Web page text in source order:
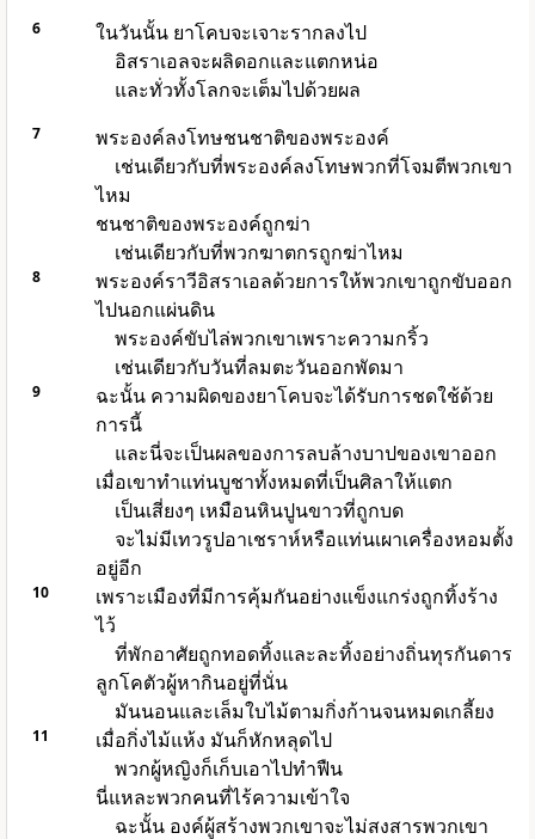
6
ในวันนั้น ยาโคบจะเจาะรากลงไป
อิสราเอลจะผลิดอกและแตกหน่อ
และทั่วทั้งโลกจะเต็มไปด้วยผล
7
พระองค์ลงโทษชนชาติของพระองค์
เช่นเดียวกับที่พระองค์ลงโทษพวกที่โจมตีพวกเขา
ไหม
ชนชาติของพระองค์ถูกฆ่า
เช่นเดียวกับที่พวกฆาตกรถูกฆ่าไหม
8
พระองค์ราวีอิสราเอลด้วยการให้พวกเขาถูกขับออก
ไปนอกแผ่นดิน
พระองค์ขับไล่พวกเขาเพราะความกริ้ว
เช่นเดียวกับวันที่ลมตะวันออกพัดมา
9
ฉะนั้น ความผิดของยาโคบจะได้รับการชดใช้ด้วย
การนี้
และนี่จะเป็นผลของการลบล้างบาปของเขาออก
เมื่อเขาทำแท่นบูชาทั้งหมดที่เป็นศิลาให้แตก
เป็นเสี่ยงๆ เหมือนหินปูนขาวที่ถูกบด
จะไม่มีเทวรูปอาเชราห์หรือแท่นเผาเครื่องหอมตั้ง
อยู่อีก
10
เพราะเมืองที่มีการคุ้มกันอย่างแข็งแกร่งถูกทิ้งร้าง
ไว้
ที่พักอาศัยถูกทอดทิ้งและละทิ้งอย่างถิ่นทุรกันดาร
ลูกโคตัวผู้หากินอยู่ที่นั่น
มันนอนและเล็มใบไม้ตามกิ่งก้านจนหมดเกลี้ยง
11
เมื่อกิ่งไม้แห้ง มันก็หักหลุดไป
พวกผู้หญิงก็เก็บเอาไปทำฟืน
นี่แหละพวกคนที่ไร้ความเข้าใจ
ฉะนั้น องค์ผู้สร้างพวกเขาจะไม่สงสารพวกเขา